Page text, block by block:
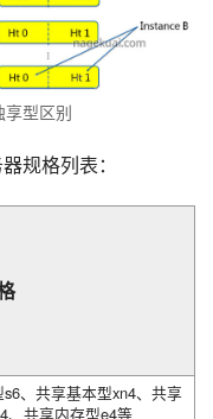
享型区别
规格列表：
、共享基本型xn4、共享
、共享内存型e4等